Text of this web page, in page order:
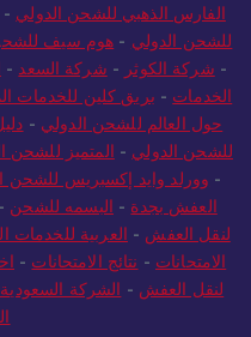
الفارس الذهبي للشحن الدولي
للشحن الدولي - هوم سيف
- شركة الكوثر - شركة السعد -
الخدمات - بريق كلين للخدمات
حول العالم للشحن الدولي -
للشحن الدولي - المتميز للشحن
- وورلد وايد إكسبريس للشحن
العفش بجدة - البسمه للشحن -
لنقل العفش - العربية للخدمات
الامتحانات - نتائج الامتحانات -
لنقل العفش - الشركة